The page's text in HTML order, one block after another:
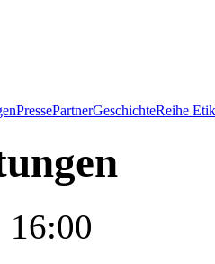
PressePartnerGeschichteReihe
16:00